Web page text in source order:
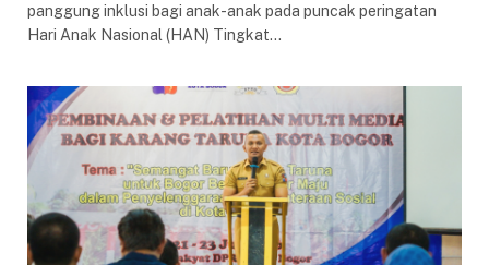
panggung inklusi bagi anak-anak pada puncak peringatan
Hari Anak Nasional (HAN) Tingkat…